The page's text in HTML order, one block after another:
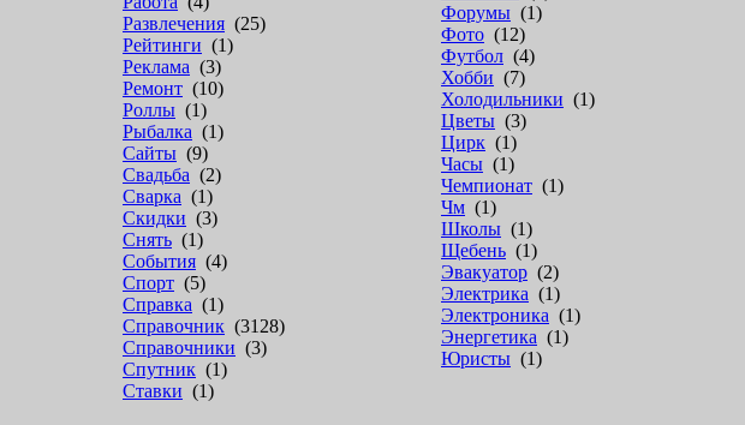
Развлечения (25)
Рейтинги (1)
Реклама (3)
Ремонт (10)
Роллы (1)
Рыбалка (1)
Сайты (9)
Свадьба (2)
Сварка (1)
Скидки (3)
Снять (1)
События (4)
Спорт (5)
Справка (1)
Справочник (3128)
Справочники (3)
Спутник (1)
Ставки (1)
Форумы (1)
Фото (12)
Футбол (4)
Хобби (7)
Холодильники (1)
Цветы (3)
Цирк (1)
Часы (1)
Чемпионат (1)
Чм (1)
Школы (1)
Щебень (1)
Эвакуатор (2)
Электрика (1)
Электроника (1)
Энергетика (1)
Юристы (1)